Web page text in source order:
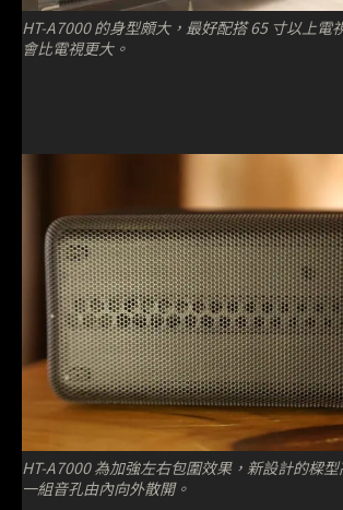
HT-A7000 的身型頗大，最好配搭 65 寸以上電
會比電視更大。
HT-A7000 為加強左右包圍效果，新設計的樑
一組音孔由內向外散開。